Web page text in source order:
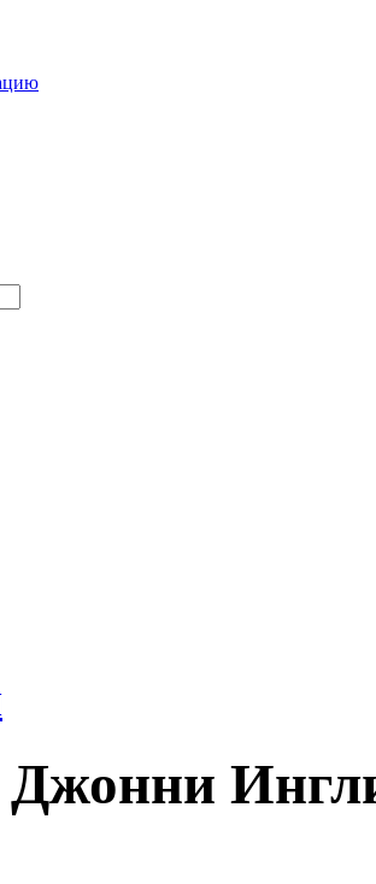
Джонни